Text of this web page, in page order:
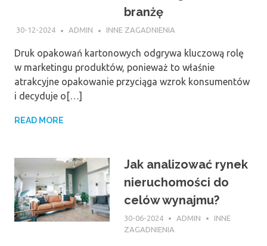
branżę
30-12-2024 ADMIN INNE ZAGADNIENIA
Druk opakowań kartonowych odgrywa kluczową rolę
w marketingu produktów, ponieważ to właśnie
atrakcyjne opakowanie przyciąga wzrok konsumentów
i decyduje o[…]
READ MORE
Jak analizować rynek
nieruchomości do
celów wynajmu?
30-06-2024 ADMIN
INNE
ZAGADNIENIA